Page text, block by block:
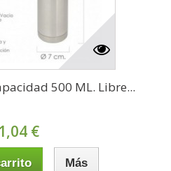
500 ML. Libre...
€
Más